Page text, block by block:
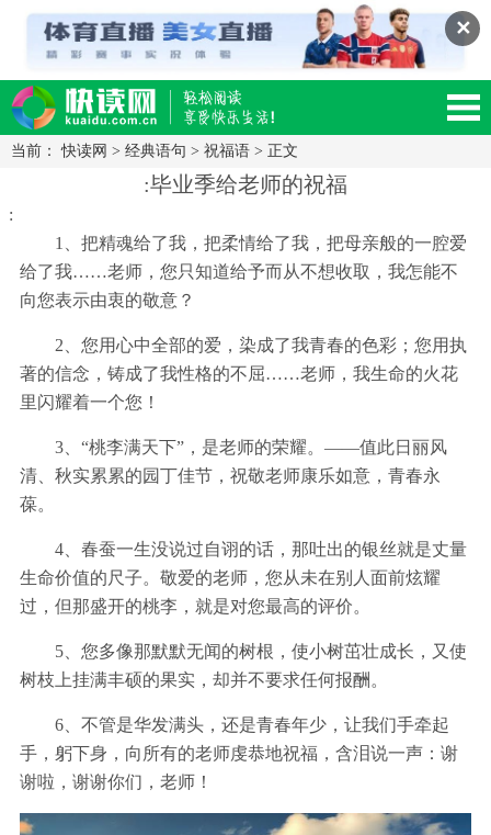
✕
读网-轻松阅读,快乐生活移动版
当前：快读网 > 经典语句 > 祝福语 > 正文
:毕业季给老师的祝福
:
1、把精魂给了我，把柔情给了我，把母亲般的一腔爱
给了我……老师，您只知道给予而从不想收取，我怎能不
向您表示由衷的敬意？
2、您用心中全部的爱，染成了我青春的色彩；您用执
著的信念，铸成了我性格的不屈……老师，我生命的火花
里闪耀着一个您！
3、“桃李满天下”，是老师的荣耀。——值此日丽风
清、秋实累累的园丁佳节，祝敬老师康乐如意，青春永
葆。
4、春蚕一生没说过自诩的话，那吐出的银丝就是丈量
生命价值的尺子。敬爱的老师，您从未在别人面前炫耀
过，但那盛开的桃李，就是对您最高的评价。
5、您多像那默默无闻的树根，使小树茁壮成长，又使
树枝上挂满丰硕的果实，却并不要求任何报酬。
6、不管是华发满头，还是青春年少，让我们手牵起
手，躬下身，向所有的老师虔恭地祝福，含泪说一声：谢
谢啦，谢谢你们，老师！